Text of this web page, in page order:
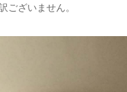
ございません。